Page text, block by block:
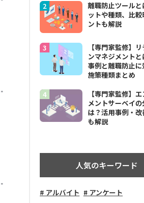
離職防止ツールと
ットや種類、比
ントも解説
【専門家監修】
ンマネジメント
事例と離職防止
施策種類まとめ
【専門家監修】
メントサーベイ
は？活用事例・
も解説
人気のキーワード
アルバイト
アンケート